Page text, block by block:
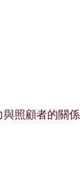
照顧者的關係